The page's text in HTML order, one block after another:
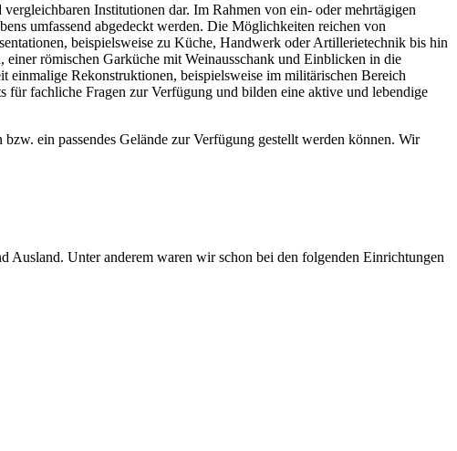
Institutionen dar. Im Rahmen von ein- oder mehrtägigen
umfassend abgedeckt werden. Die Möglichkeiten reichen von
beispielsweise zu Küche, Handwerk oder Artillerietechnik bis hin
römischen Garküche mit Weinausschank und Einblicken in die
Rekonstruktionen, beispielsweise im militärischen Bereich
für fachliche Fragen zur Verfügung und bilden eine aktive und lebendige
ein passendes Gelände zur Verfügung gestellt werden können. Wir
Unter anderem waren wir schon bei den folgenden Einrichtungen